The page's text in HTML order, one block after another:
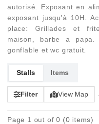
autorisé. Exposant en
exposant jusqu'à 10H.
place: Grillades et
maison, barbe a papa.
gonflable et wc gratuit.
Stalls Items
Filter View Map
Page 1 out of 0 (0 items)